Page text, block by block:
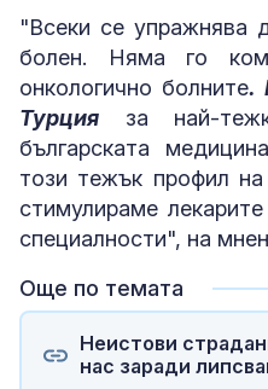
"Всеки се упражнява
болен. Няма го
онкологично болните.
Турция за най-
българската
този тежък профил
стимулираме
специалности", на
Още по темата
Неистови
нас заради